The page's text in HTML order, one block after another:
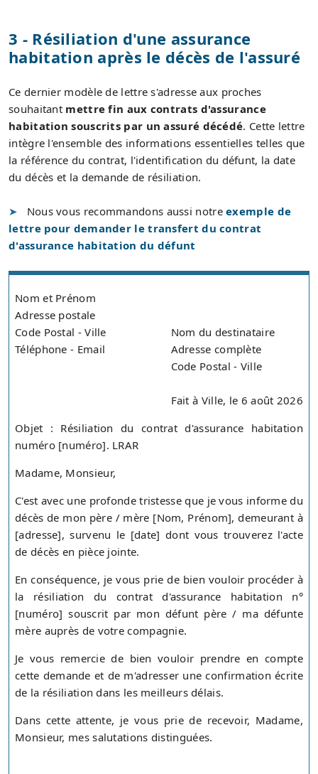
3 - Résiliation d'une assurance
habitation après le décès de l'assuré
Ce dernier modèle de lettre s'adresse aux proches
souhaitant mettre fin aux contrats d'assurance
habitation souscrits par un assuré décédé. Cette lettre
intègre l'ensemble des informations essentielles telles que
la référence du contrat, l'identification du défunt, la date
du décès et la demande de résiliation.
Nous vous recommandons aussi notreexemple de
lettre pour demander le transfert du contrat
d'assurance habitation du défunt
Nom et Prénom
Adresse postale
Code Postal - Ville
Téléphone - Email
Nom du destinataire
Adresse complète
Code Postal - Ville
Fait à Ville, le 6 août 2026
Objet : Résiliation du contrat d'assurance habitation
numéro [numéro]. LRAR
Madame, Monsieur,
C'est avec une profonde tristesse que je vous informe du
décès de mon père / mère [Nom, Prénom], demeurant à
[adresse], survenu le [date] dont vous trouverez l'acte
de décès en pièce jointe.
En conséquence, je vous prie de bien vouloir procéder à
la résiliation du contrat d'assurance habitation n°
[numéro] souscrit par mon défunt père / ma défunte
mère auprès de votre compagnie.
Je vous remercie de bien vouloir prendre en compte
cette demande et de m'adresser une confirmation écrite
de la résiliation dans les meilleurs délais.
Dans cette attente, je vous prie de recevoir, Madame,
Monsieur, mes salutations distinguées.